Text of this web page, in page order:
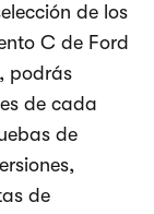
de los
C de Ford
podrás
de cada
de
de